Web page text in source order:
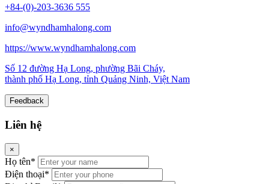
+84-(0)-203-3636 555
info@wyndhamhalong.com
https://www.wyndhamhalong.com
thành phố Hạ Long, tỉnh Quảng Ninh, Việt Nam
Feedback
Liên hệ
×
Họ tên*